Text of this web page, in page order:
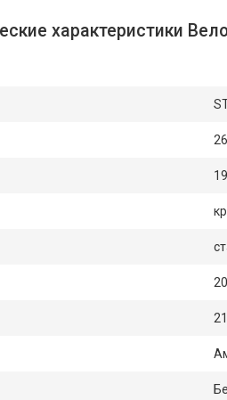
характеристики
21